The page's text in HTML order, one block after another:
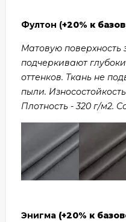
Фултон (+20% к
Матовую
подчеркивают
оттенков. Ткань не
пыли.
Плотность - 320 г/м2.
Энигма (+20% к